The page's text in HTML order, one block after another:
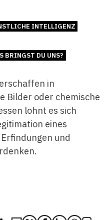
INTELLIGENZ
BRINGST DU UNS?
in
Bilder oder chemische
lohnt es sich
eines
und